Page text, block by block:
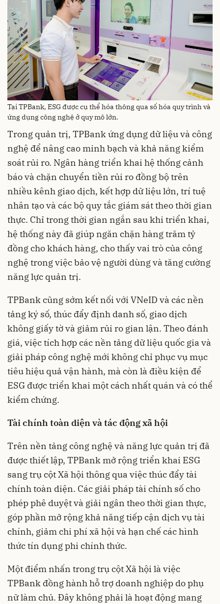
Tại TPBank, ESG được cụ thể hóa thông qua số hóa quy trình và
ứng dụng công nghệ ở quy mô lớn.
Trong quản trị, TPBank ứng dụng dữ liệu và công
nghệ để nâng cao minh bạch và khả năng kiểm
soát rủi ro. Ngân hàng triển khai hệ thống cảnh
báo và chặn chuyển tiền rủi ro đồng bộ trên
nhiều kênh giao dịch, kết hợp dữ liệu lớn, trí tuệ
nhân tạo và các bộ quy tắc giám sát theo thời gian
thực. Chỉ trong thời gian ngắn sau khi triển khai,
hệ thống này đã giúp ngăn chặn hàng trăm tỷ
đồng cho khách hàng, cho thấy vai trò của công
nghệ trong việc bảo vệ người dùng và tăng cường
năng lực quản trị.
TPBank cũng sớm kết nối với VNeID và các nền
tảng ký số, thúc đẩy định danh số, giao dịch
không giấy tờ và giảm rủi ro gian lận. Theo đánh
giá, việc tích hợp các nền tảng dữ liệu quốc gia và
giải pháp công nghệ mới không chỉ phục vụ mục
tiêu hiệu quả vận hành, mà còn là điều kiện để
ESG được triển khai một cách nhất quán và có thể
kiểm chứng.
Tài chính toàn diện và tác động xã hội
Trên nền tảng công nghệ và năng lực quản trị đã
được thiết lập, TPBank mở rộng triển khai ESG
sang trụ cột Xã hội thông qua việc thúc đẩy tài
chính toàn diện. Các giải pháp tài chính số cho
phép phê duyệt và giải ngân theo thời gian thực,
góp phần mở rộng khả năng tiếp cận dịch vụ tài
chính, giảm chi phí xã hội và hạn chế các hình
thức tín dụng phi chính thức.
Một điểm nhấn trong trụ cột Xã hội là việc
TPBank đồng hành hỗ trợ doanh nghiệp do phụ
nữ làm chủ. Đây không phải là hoạt động mang